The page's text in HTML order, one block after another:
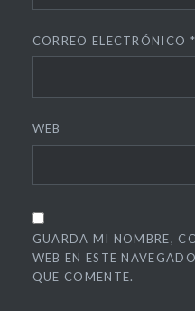
CORREO ELECTRÓNICO *
WEB
GUARDA MI NOMBRE,
WEB EN ESTE
QUE COMENTE.